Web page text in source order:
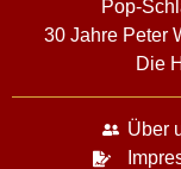
Pop-
30 Jahre Peter
Die
Über